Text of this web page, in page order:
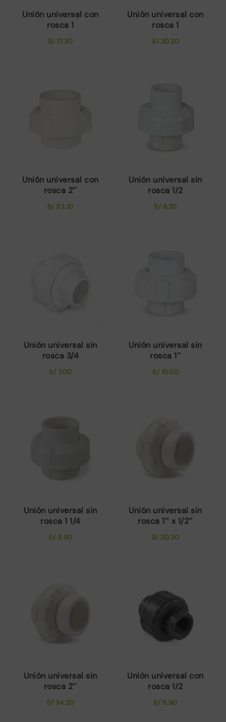
Unión universal con
rosca 1
S/ 17.30
Unión universal con
rosca 1
S/ 20.20
Unión universal con
rosca 2″
S/ 33.10
Unión universal sin
rosca 1/2
S/ 6.20
Unión universal sin
rosca 3/4
S/ 7.00
Unión universal sin
rosca 1″
S/ 10.00
Unión universal sin
rosca 1 1/4
S/ 3.90
Unión universal sin
rosca 1″ x 1/2″
S/ 20.30
Unión universal sin
rosca 2″
S/ 34.20
Unión universal con
rosca 1/2
S/ 5.90